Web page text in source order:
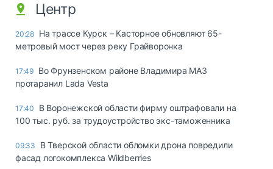
Центр
20:28 На трассе Курск – Касторное обновляют 65-
метровый мост через реку Грайворонка
17:49 Во Фрунзенском районе Владимира МАЗ
протаранил Lada Vesta
17:40
В Воронежской области фирму оштрафовали на
100 тыс. руб. за трудоустройство экс-таможенника
09:33
В Тверской области обломки дрона повредили
фасад логокомплекса Wildberries